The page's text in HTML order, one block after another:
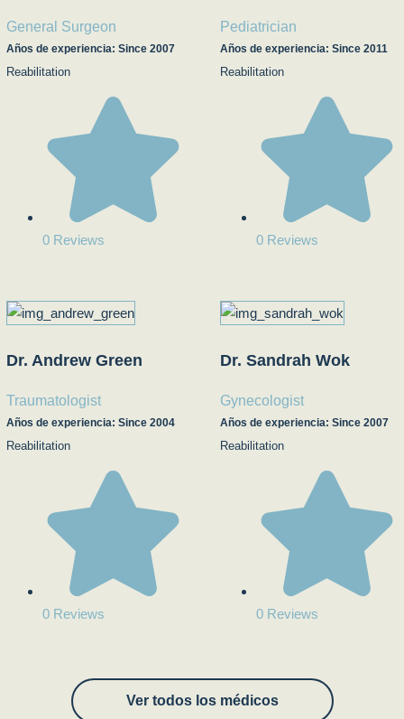
General Surgeon
Años de experiencia: Since 2007
Reabilitation
0 Reviews
Pediatrician
Años de experiencia: Since 2011
Reabilitation
0 Reviews
Dr. Andrew Green
Traumatologist
Años de experiencia: Since 2004
Reabilitation
0 Reviews
Dr. Sandrah Wok
Gynecologist
Años de experiencia: Since 2007
Reabilitation
0 Reviews
Ver todos los médicos